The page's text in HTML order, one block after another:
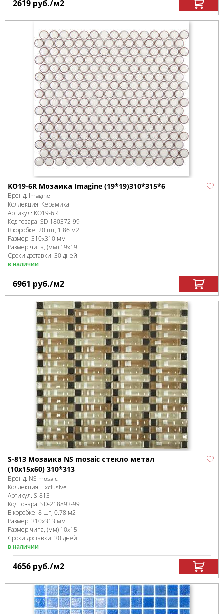
2619 руб./м2
KO19-6R Мозаика Imagine (19*19)310*315*6
Бренд: Imagine
Коллекция: Керамика
Артикул: KO19-6R
Код товара: SD-180372-99
В коробке: 20 шт, 1.86 м2
Размер: 310x310 мм
Размер чипа, (мм) 19x19
Сроки доставки: 30 дней
в наличии
6961 руб./м2
S-813 Мозаика NS mosaic стекло метал
(10x15x60) 310*313
Бренд: NS mosaic
Коллекция: Exclusive
Артикул: S-813
Код товара: SD-218893-99
В коробке: 8 шт, 0.78 м2
Размер: 310x313 мм
Размер чипа, (мм) 10x15
Сроки доставки: 30 дней
в наличии
4656 руб./м2